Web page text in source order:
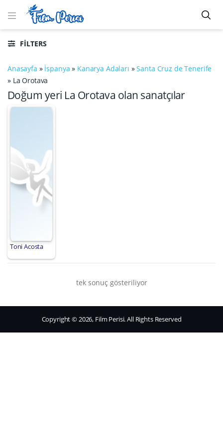
FILTERS
Anasayfa » İspanya » Kanarya Adaları »Santa Cruz de Tenerife
» La Orotava
Doğum yeri La Orotava olan sanatçılar
Toni Acosta
tek sonuç gösteriliyor
Copyright © 2026, Film Perisi. All Rights Reserved